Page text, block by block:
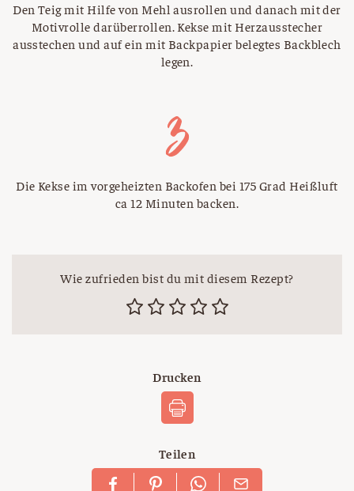
Den Teig mit Hilfe von Mehl ausrollen und danach mit der
Motivrolle darüberrollen. Kekse mit Herzausstecher
ausstechen und auf ein mit Backpapier belegtes Backblech
legen.
Die Kekse im vorgeheizten Backofen bei 175 Grad Heißluft
ca 12 Minuten backen.
Wie zufrieden bist du mit diesem Rezept?
Drucken
Teilen